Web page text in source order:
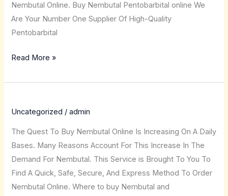
Nembutal Online. Buy Nembutal Pentobarbital online We
Are Your Number One Supplier Of High-Quality
Pentobarbital
Read More »
Uncategorized /admin
The Quest To Buy Nembutal Online Is Increasing On A Daily
Bases. Many Reasons Account For This Increase In The
Demand For Nembutal. This Service is Brought To You To
Find A Quick, Safe, Secure, And Express Method To Order
Nembutal Online. Where to buy Nembutal and